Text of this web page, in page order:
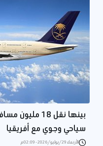
بينها نقل 18
سياحي وجوي مع أفريقيا
الأربعاء 29/يوليو/2026 - 02:09 م